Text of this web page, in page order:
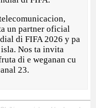
un partner oficial
di FIFA 2026 y pa
Nos ta invita
di e weganan cu
23.